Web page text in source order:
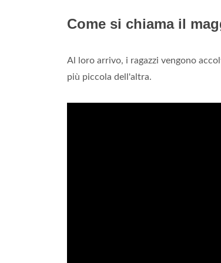
Come si chiama il
Al loro arrivo, i ragazzi vengono
più piccola dell'altra.